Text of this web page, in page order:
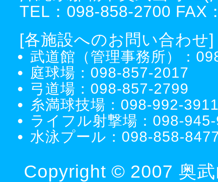
TEL：098-858-2700 FAX
[各施設へのお問い合わせ]
武道館（管理事務所）：
庭球場：098-857-2017
弓道場：098-857-2799
糸満球技場：098-992-
ライフル射撃場：098-
水泳プール：098-858-
Copyright © 2007 奥